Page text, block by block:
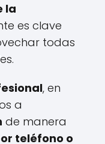
la
es clave
todas
, en
a
de manera
teléfono o